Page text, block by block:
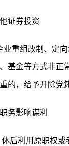
证券投资
业重组改制、定
基金等方式非
的，给予开除党
务影响谋利
后利用原职权